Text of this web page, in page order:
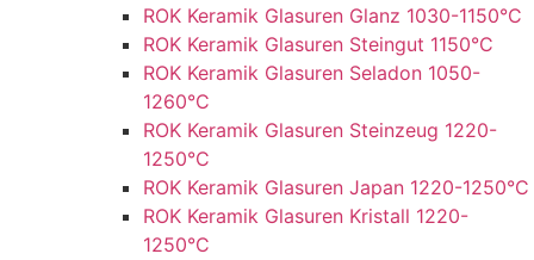
ROK Keramik Glasuren Glanz 1030-1150°C
ROK Keramik Glasuren Steingut 1150°C
ROK Keramik Glasuren Seladon 1050-
1260°C
ROK Keramik Glasuren Steinzeug 1220-
1250°C
ROK Keramik Glasuren Japan 1220-1250°C
ROK Keramik Glasuren Kristall 1220-
1250°C